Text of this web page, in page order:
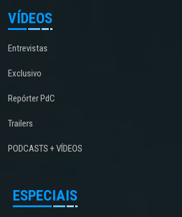
VÍDEOS
Entrevistas
Exclusivo
Repórter PdC
Trailers
PODCASTS + VÍDEOS
ESPECIAIS